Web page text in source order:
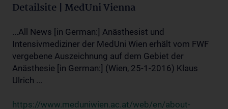
Detailsite | MedUni Vienna
...All News [in German:] Anästhesist und
Intensivmediziner der MedUni Wien erhält vom FWF
vergebene Auszeichnung auf dem Gebiet der
Anästhesie [in German:] (Wien, 25-1-2016) Klaus
Ulrich ...
https://www.meduniwien.ac.at/web/en/about-